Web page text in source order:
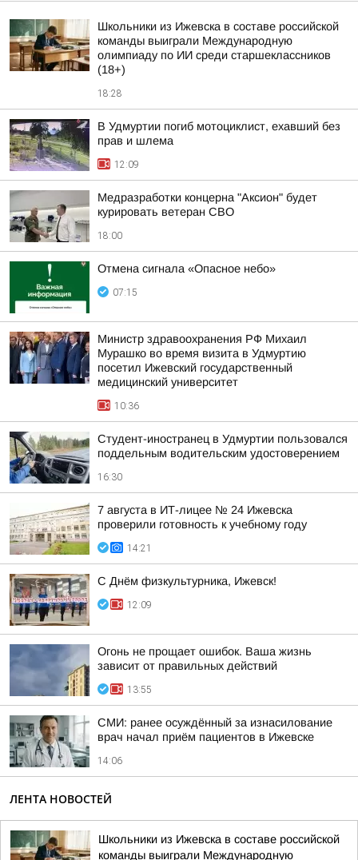
Школьники из Ижевска в составе российской
команды выиграли Международную
олимпиаду по ИИ среди старшеклассников
(18+)
18:28
В Удмуртии погиб мотоциклист, ехавший без
прав и шлема
12:09
Медразработки концерна "Аксион" будет
курировать ветеран СВО
18:00
Отмена сигнала «Опасное небо»
07:15
Министр здравоохранения РФ Михаил
Мурашко во время визита в Удмуртию
посетил Ижевский государственный
медицинский университет
10:36
Студент-иностранец в Удмуртии пользовался
поддельным водительским удостоверением
16:30
7 августа в ИТ-лицее № 24 Ижевска
проверили готовность к учебному году
14:21
С Днём физкультурника, Ижевск!
12:09
Огонь не прощает ошибок. Ваша жизнь
зависит от правильных действий
13:55
СМИ: ранее осуждённый за изнасилование
врач начал приём пациентов в Ижевске
14:06
ЛЕНТА НОВОСТЕЙ
Школьники из Ижевска в составе российской
команды выиграли Международную